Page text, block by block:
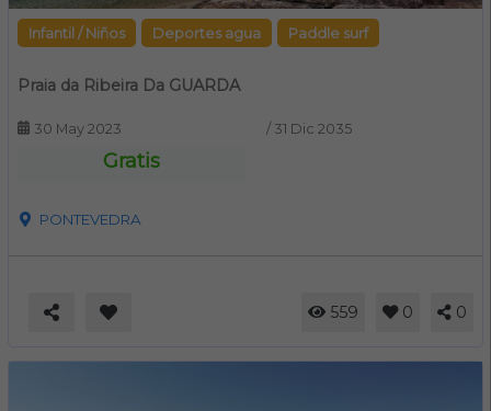
Infantil / Niños Deportes agua Paddle surf
Praia da Ribeira Da GUARDA
30 May 2023 / 31 Dic 2035
Gratis
PONTEVEDRA
559 0 0